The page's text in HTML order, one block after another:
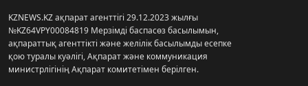
KZNEWS.KZ ақпарат агенттігі 29.12.2023 жылғы
№KZ64VPY00084819 Мерзімді баспасөз басылымын,
ақпараттық агенттікті және желілік басылымды есепке
қою туралы куәлігі, Ақпарат және коммуникация
министрлігінің Ақпарат комитетімен берілген.